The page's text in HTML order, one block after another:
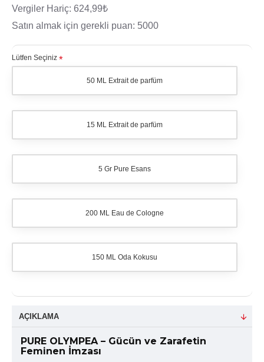
Vergiler Hariç: 624,99₺
Satın almak için gerekli puan: 5000
Lütfen Seçiniz
50 ML Extrait de parfüm
15 ML Extrait de parfüm
5 Gr Pure Esans
200 ML Eau de Cologne
150 ML Oda Kokusu
AÇIKLAMA
PURE OLYMPEA – Gücün ve Zarafetin
Feminen İmzası